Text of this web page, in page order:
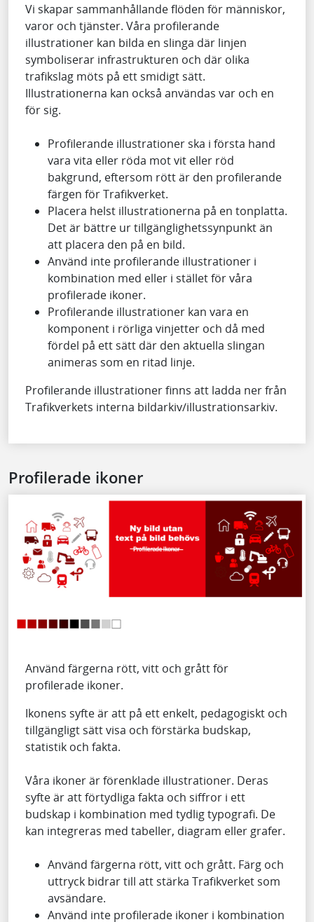
Vi skapar sammanhållande flöden för människor,
varor och tjänster. Våra profilerande
illustrationer kan bilda en slinga där linjen
symboliserar infrastrukturen och där olika
trafikslag möts på ett smidigt sätt.
Illustrationerna kan också användas var och en
för sig.
Profilerande illustrationer ska i första hand
vara vita eller röda mot vit eller röd
bakgrund, eftersom rött är den profilerande
färgen för Trafikverket.
Placera helst illustrationerna på en tonplatta.
Det är bättre ur tillgänglighetssynpunkt än
att placera den på en bild.
Använd inte profilerande illustrationer i
kombination med eller i stället för våra
profilerade ikoner.
Profilerande illustrationer kan vara en
komponent i rörliga vinjetter och då med
fördel på ett sätt där den aktuella slingan
animeras som en ritad linje.
Profilerande illustrationer finns att ladda ner från
Trafikverkets interna bildarkiv/illustrationsarkiv.
Profilerade ikoner
Använd färgerna rött, vitt och grått för
profilerade ikoner.
Ikonens syfte är att på ett enkelt, pedagogiskt och
tillgängligt sätt visa och förstärka budskap,
statistik och fakta.
Våra ikoner är förenklade illustrationer. Deras
syfte är att förtydliga fakta och siffror i ett
budskap i kombination med tydlig typografi. De
kan integreras med tabeller, diagram eller grafer.
Använd färgerna rött, vitt och grått. Färg och
uttryck bidrar till att stärka Trafikverket som
avsändare.
Använd inte profilerade ikoner i kombination